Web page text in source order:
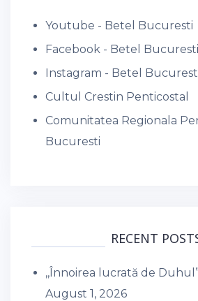
Youtube - Betel Bucuresti
Facebook - Betel Bucuresti
Instagram - Betel
Cultul Crestin Penticostal
Comunitatea Regionala
Bucuresti
RECENT
,,Înnoirea lucrată de
August 1, 2026